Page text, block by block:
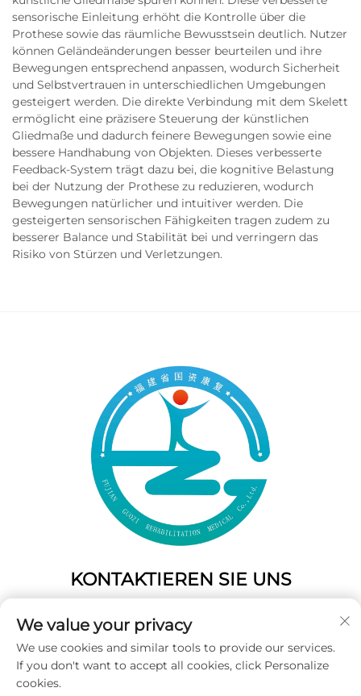
sensorische Einleitung erhöht die Kontrolle über die
Prothese sowie das räumliche Bewusstsein deutlich. Nutzer
können Geländeänderungen besser beurteilen und ihre
Bewegungen entsprechend anpassen, wodurch Sicherheit
und Selbstvertrauen in unterschiedlichen Umgebungen
gesteigert werden. Die direkte Verbindung mit dem Skelett
ermöglicht eine präzisere Steuerung der künstlichen
Gliedmaße und dadurch feinere Bewegungen sowie eine
bessere Handhabung von Objekten. Dieses verbesserte
Feedback-System trägt dazu bei, die kognitive Belastung
bei der Nutzung der Prothese zu reduzieren, wodurch
Bewegungen natürlicher und intuitiver werden. Die
gesteigerten sensorischen Fähigkeiten tragen zudem zu
besserer Balance und Stabilität bei und verringern das
Risiko von Stürzen und Verletzungen.
KONTAKTIEREN SIE UNS
China
Tel.:+86-19859128239
E-Mail:
We value your privacy
We use cookies and similar tools to provide our services.
If you don't want to accept all cookies, click Personalize
cookies.